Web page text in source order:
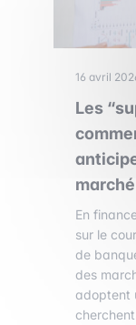
16 avril
Les
marché
En
sur le
de
des
adoptent